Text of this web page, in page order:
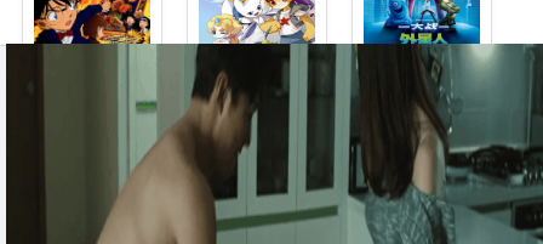
洛克王国2圣..
怪兽大战外..
怪兽大战外星人